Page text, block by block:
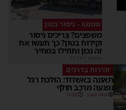
סמנטו - ניסור בטון
משפצים? צריכים ניסור
וקידוח בטון? כך תעשו את
זה נכון ותוזילו במחיר
מקודם
זהירות בדרכים
תאונה באשדוד: הולכת רגל
נפגעה מרכב חולף
משה קאהן 12:22